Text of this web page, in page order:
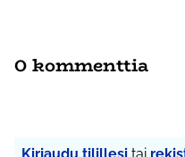
0 kommenttia